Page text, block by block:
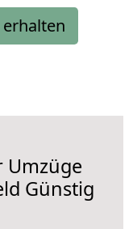
Umzüge
Günstig